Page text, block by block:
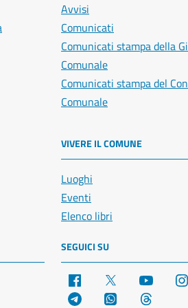
Avvisi
Comunicati
Comunicati stampa della
Comunale
Comunicati stampa del
Comunale
VIVERE IL COMUNE
Luoghi
Eventi
Elenco libri
SEGUICI SU
Facebook YouTube
Telegram WhatsApp